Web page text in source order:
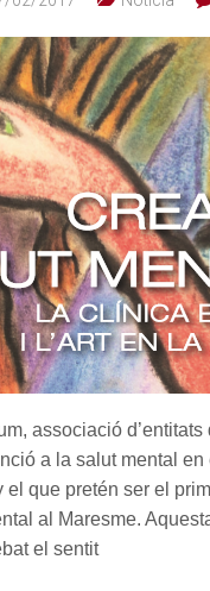
associació d’entitats
a la salut mental en
que pretén ser el
al Maresme.
el sentit